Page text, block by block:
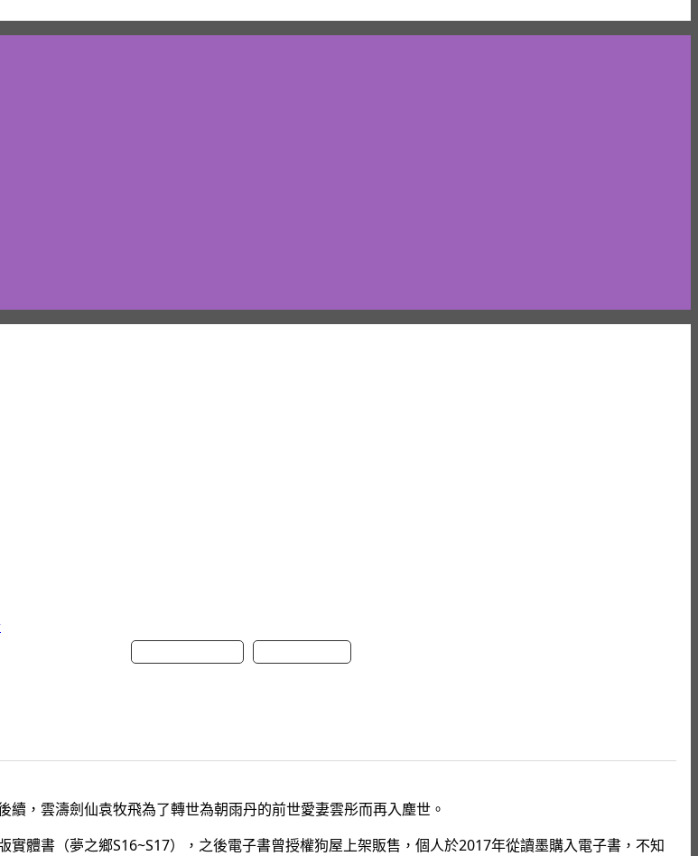
，雲濤劍仙袁牧飛為了轉世為朝雨丹的前世愛妻雲彤而再入塵世。
體書（夢之鄉S16~S17），之後電子書曾授權狗屋上架販售，個人於2017年從讀墨購入電子書，不知